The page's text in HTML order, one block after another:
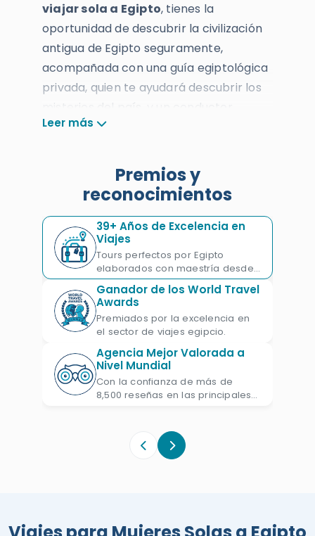
viajar sola a Egipto, tienes la
oportunidad de descubrir la civilización
antigua de Egipto seguramente,
acompañada con una guía egiptológica
privada, quien te ayudará descubrir los
misterios del país, y un conductor
privado, quien te llevará a los sitios más
Con nuestros paquetes deviajar
a Egipto, tiene la oportunidad de
hacer los mejores recuerdos en destinos
varias enEl Cairo
AlejandríayHurgada, explorando sus
tesoros como las Grandes Pirámides de
Guiza, la joya de la arquitectura islámica,
la Ciudadela de Saladino, la Ciudadela de
Egipto, Templos más grandes en el
mundo, el Templo de Karnak, el Templo
de Abu Simbel, el Templo de Edfu, el
Templo de Filae y más. Disfrutarás del
mejores precios, a partir de 625 euros.
No pierda esta aventura rara y única de
Leer más
Premios y
reconocimientos
39+ Años de Excelencia en
Viajes
Tours perfectos por Egipto
elaborados con maestría desde
1987.
Ganador de los World Travel
Awards
Premiados por la excelencia en
el sector de viajes egipcio.
Agencia Mejor Valorada a
Nivel Mundial
Con la confianza de más de
8,500 reseñas en las principales